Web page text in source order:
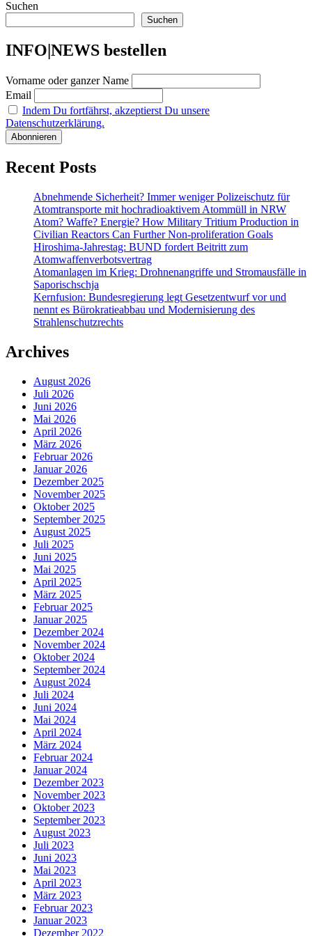
Suchen
Suchen
INFO|NEWS bestellen
Vorname oder ganzer Name
Email
Indem Du fortfährst, akzeptierst Du unsere
Datenschutzerklärung.
Recent Posts
Abnehmende Sicherheit? Immer weniger Polizeischutz für
Atomtransporte mit hochradioaktivem Atommüll in NRW
Atom? Waffe? Energie? How Military Tritium Production in
Civilian Reactors Can Further Non-proliferation Goals
Hiroshima-Jahrestag: BUND fordert Beitritt zum
Atomwaffenverbotsvertrag
Atomanlagen im Krieg: Drohnenangriffe und Stromausfälle in
Saporischschja
Kernfusion: Bundesregierung legt Gesetzentwurf vor und
nennt es Bürokratieabbau und Modernisierung des
Strahlenschutzrechts
Archives
August 2026
Juli 2026
Juni 2026
Mai 2026
April 2026
März 2026
Februar 2026
Januar 2026
Dezember 2025
November 2025
Oktober 2025
September 2025
August 2025
Juli 2025
Juni 2025
Mai 2025
April 2025
März 2025
Februar 2025
Januar 2025
Dezember 2024
November 2024
Oktober 2024
September 2024
August 2024
Juli 2024
Juni 2024
Mai 2024
April 2024
März 2024
Februar 2024
Januar 2024
Dezember 2023
November 2023
Oktober 2023
September 2023
August 2023
Juli 2023
Juni 2023
Mai 2023
April 2023
März 2023
Februar 2023
Januar 2023
Dezember 2022